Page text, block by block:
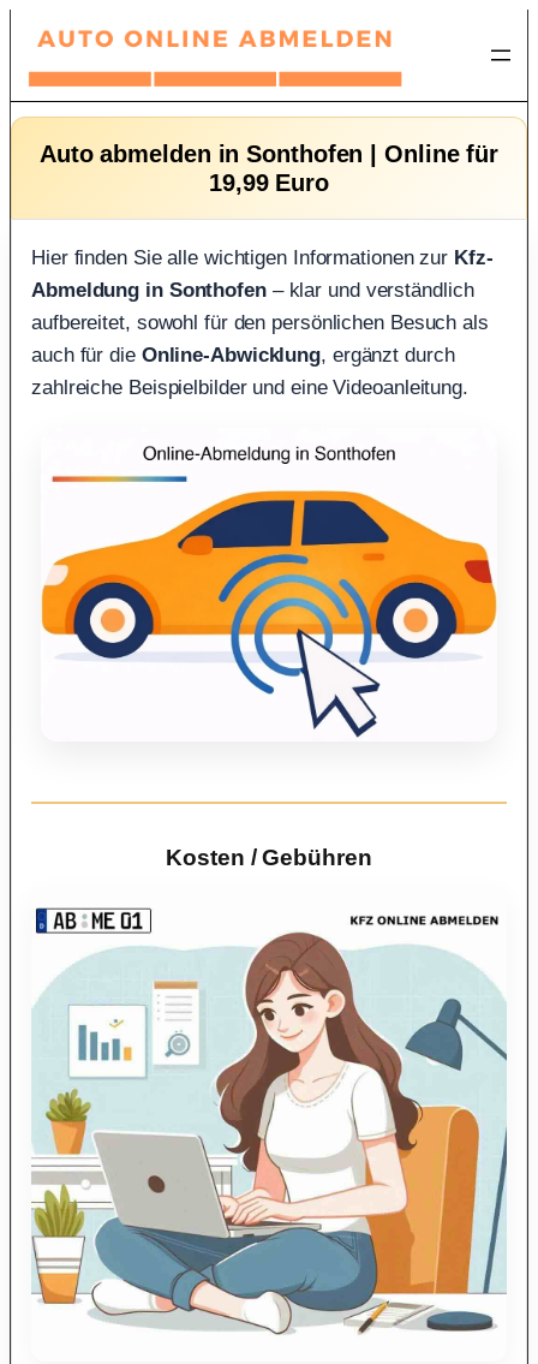
Zum
springen
Auto abmelden in Sonthofen | Online für
19,99 Euro
Hier finden Sie alle wichtigen Informationen zur Kfz-
Abmeldung in Sonthofen– klar und verständlich
aufbereitet, sowohl für den persönlichen Besuch als
auch für die Online-Abwicklung, ergänzt durch
zahlreiche Beispielbilder und eine Videoanleitung.
Kosten / Gebühren